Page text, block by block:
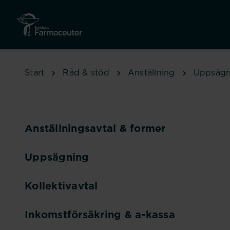
Start Råd & stöd Anställning
Anställningsavtal & former
Uppsägning
Kollektivavtal
Inkomstförsäkring & a-kassa